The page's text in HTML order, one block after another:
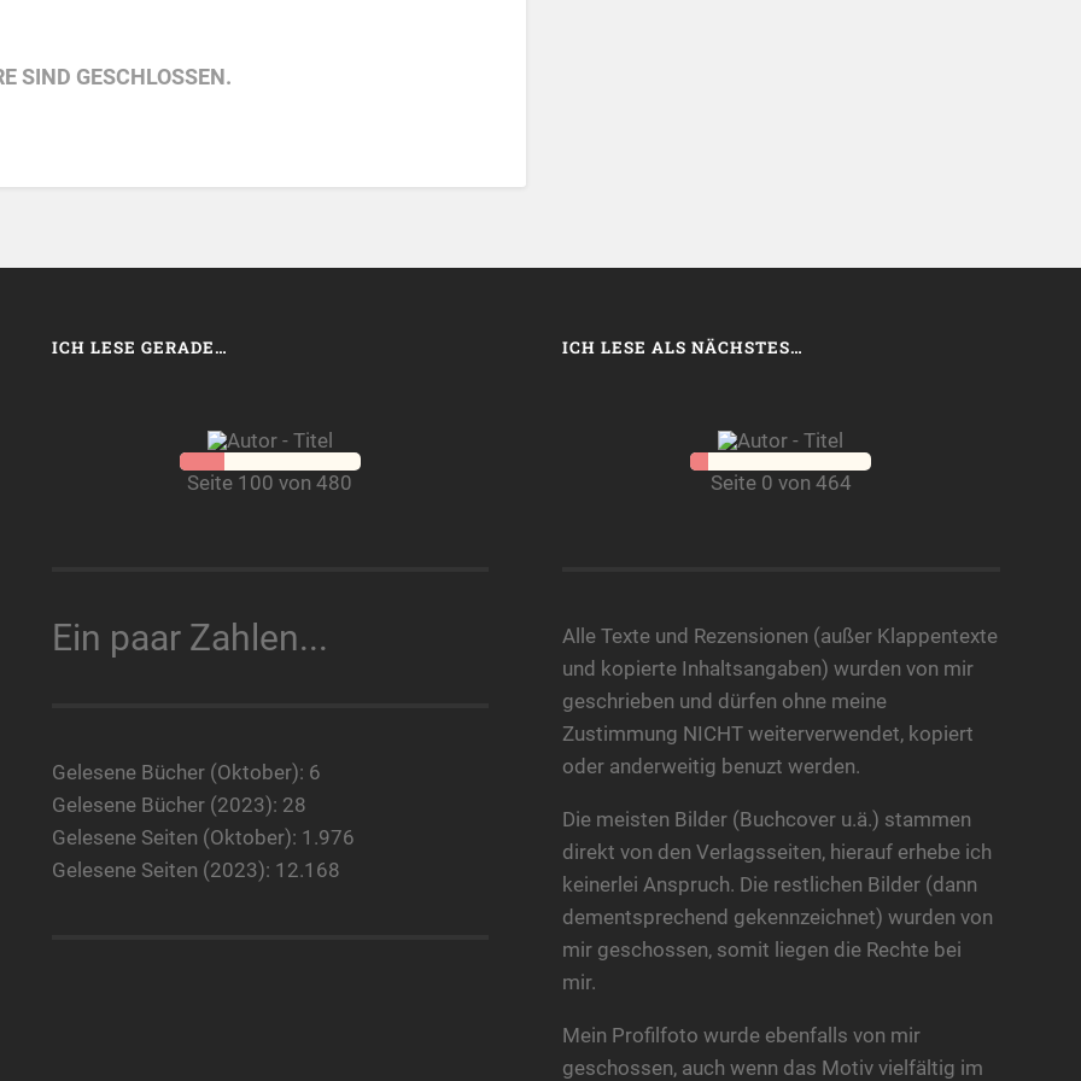
SIND GESCHLOSSEN.
ICH LESE GERADE…
Seite 100 von 480
Ein paar Zahlen...
Gelesene Bücher (Oktober): 6
Gelesene Bücher (2023): 28
Gelesene Seiten (Oktober): 1.976
Gelesene Seiten (2023): 12.168
ICH LESE ALS NÄCHSTES…
Seite 0 von 464
Alle Texte und Rezensionen (außer Klappentexte
und kopierte Inhaltsangaben) wurden von mir
geschrieben und dürfen ohne meine
Zustimmung NICHT weiterverwendet, kopiert
oder anderweitig benuzt werden.
Die meisten Bilder (Buchcover u.ä.) stammen
direkt von den Verlagsseiten, hierauf erhebe ich
keinerlei Anspruch. Die restlichen Bilder (dann
dementsprechend gekennzeichnet) wurden von
mir geschossen, somit liegen die Rechte bei
mir.
Mein Profilfoto wurde ebenfalls von mir
geschossen, auch wenn das Motiv vielfältig im